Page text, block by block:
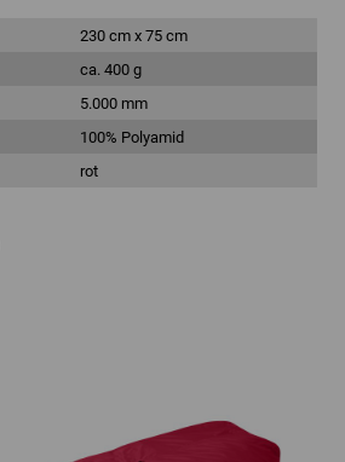
230 cm x 75 cm
ca. 400 g
5.000 mm
100% Polyamid
rot